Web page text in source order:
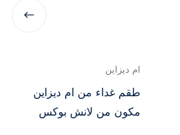
ام ديزاين
طقم غداء من ام ديزاين
مكون من لانش بوكس